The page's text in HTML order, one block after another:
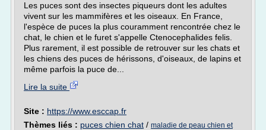
Les puces sont des insectes piqueurs dont les adultes
vivent sur les mammifères et les oiseaux. En France,
l'espèce de puces la plus couramment rencontrée chez le
chat, le chien et le furet s'appelle Ctenocephalides felis.
Plus rarement, il est possible de retrouver sur les chats et
les chiens des puces de hérissons, d'oiseaux, de lapins et
même parfois la puce de...
Lire la suite
Site : https://www.esccap.fr
Thèmes liés : puces chien chat / maladie de peau chien et